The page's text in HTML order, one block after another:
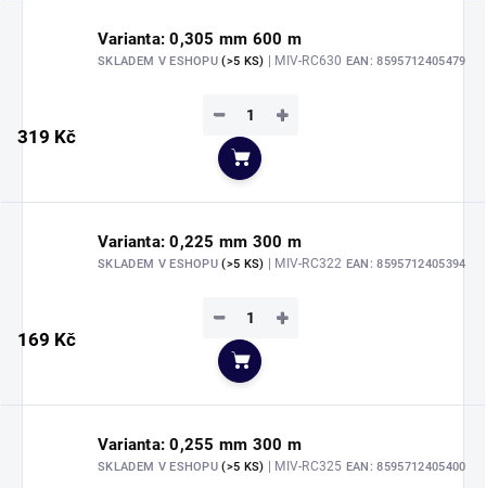
Varianta: 0,305 mm 600 m
SKLADEM V ESHOPU(>5 KS) | MIV-RC630 EAN: 8595712405479
319 Kč
+
−
Do košíku
Varianta: 0,225 mm 300 m
SKLADEM V ESHOPU(>5 KS) | MIV-RC322 EAN: 8595712405394
169 Kč
+
−
Do košíku
Varianta: 0,255 mm 300 m
SKLADEM V ESHOPU(>5 KS) | MIV-RC325 EAN: 8595712405400